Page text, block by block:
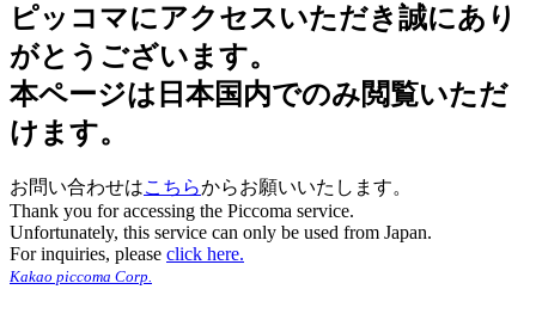
ピッコマにアクセスいただき誠にあり
がとうございます。
本ページは日本国内でのみ閲覧いただ
けます。
お問い合わせはこちらからお願いいたします。
Thank you for accessing the Piccoma service.
Unfortunately, this service can only be used from Japan.
For inquiries, please click here.
Kakao piccoma Corp.